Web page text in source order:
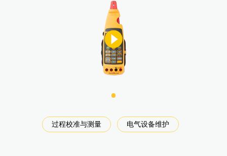
过程校准与测量 电气设备维护
电气设备维护
电气设备运检
锂电池生产工艺测试
锂电池真空干燥
过程控制 高温测量
充放电测试
数字多用表校准 充放电测试
温度传感器校准
电气设备研发测试和校准
过程监控 设备检测
过程成像
高温测量
电气设备运检 光伏专用电气测试
电气设备维护 电气设备运检
光伏专用电气测试
电气设备维护
电气设备运检 电气设备维护
电气设备维护 红外及声学运检
光伏专用电气测试
电气设备维护
机械设备维护 风电机械设备维护
机械设备维护 风电机械设备维护
电气设备维护
过程校准与测量
过程校准与测量
局放检测 设备检测
电气设备维护 红外及声学运检
电气设备运维和校准 电气设备研发测试校准
设备检测